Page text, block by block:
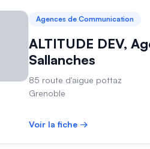
Agences de Communication
ALTITUDE DEV,
Sallanches
85 route d'aigue pottaz
Grenoble
Voir la fiche →